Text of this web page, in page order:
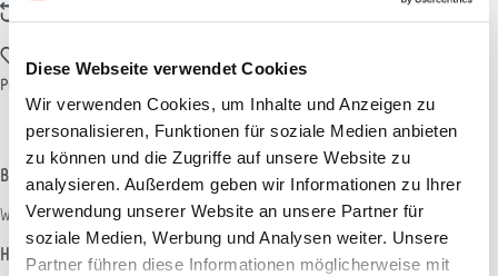
Diese Webseite verwendet Cookies
Wir verwenden Cookies, um Inhalte und Anzeigen zu
personalisieren, Funktionen für soziale Medien anbieten
zu können und die Zugriffe auf unsere Website zu
analysieren. Außerdem geben wir Informationen zu Ihrer
Verwendung unserer Website an unsere Partner für
soziale Medien, Werbung und Analysen weiter. Unsere
Partner führen diese Informationen möglicherweise mit
Produktnummer:
Beschreibung
Wasserbasis Mischlack für AllorA Spot-Repair-System Medium Silber
Hersteller-Informationen